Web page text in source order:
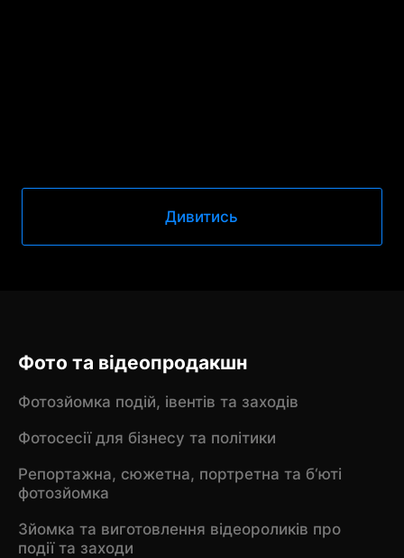
Дивитись
Фото та відеопродакшн
Фотозйомка подій, івентів та заходів
Фотосесії для бізнесу та політики
Репортажна, сюжетна, портретна та б‘юті
фотозйомка
Зйомка та виготовлення відеороликів про
події та заходи